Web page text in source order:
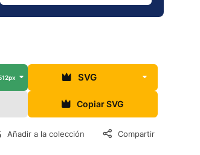
SVG
Copiar SVG
Añadir a la colección Compartir